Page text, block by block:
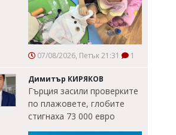
07/08/2026, Петък 21:31 1
Димитър КИРЯКОВ
Гърция засили проверките
по плажовете, глобите
стигнаха 73 000 евро